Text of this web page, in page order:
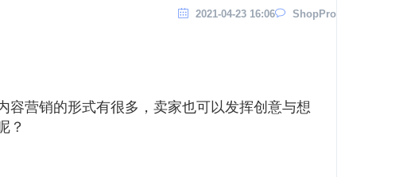
ShopPro
2021-04-23 16:06
容营销的形式有很多，卖家也可以发挥创意与想
？